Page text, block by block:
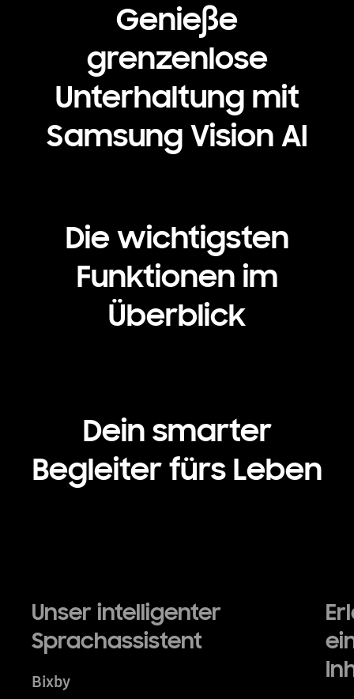
Genieße
grenzenlose
Unterhaltung mit
Samsung Vision AI
Die wichtigsten
Funktionen im
Überblick
Dein smarter
Begleiter fürs Leben
Unser intelligenter
Sprachassistent
Bixby